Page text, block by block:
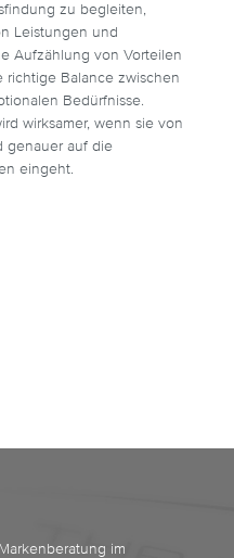
zu begleiten,
Leistungen und
Aufzählung von Vorteilen
richtige Balance zwischen
Bedürfnisse.
wirksamer, wenn sie von
genauer auf die
eingeht.
im